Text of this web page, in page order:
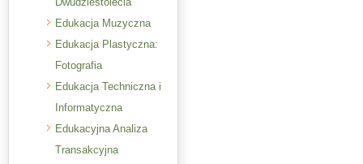
Edukacja Muzyczna
Edukacja Plastyczna:
Fotografia
Edukacja Techniczna i
Informatyczna
Edukacyjna Analiza
Transakcyjna